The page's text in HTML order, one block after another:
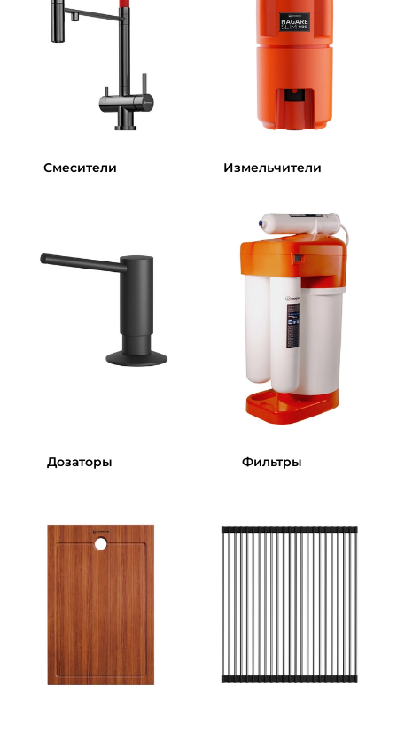
Смесители Измельчители
Дозаторы Фильтры